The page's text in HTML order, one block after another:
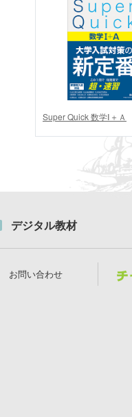
Super Quick 数学Ⅰ＋Ａ
デジタル教材
お問い合わせ